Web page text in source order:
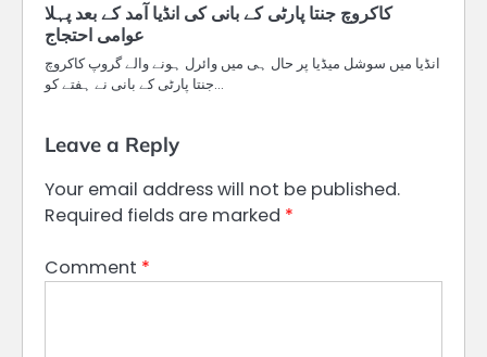
کاکروچ جنتا پارٹی کے بانی کی انڈیا آمد کے بعد پہلا
عوامی احتجاج
انڈیا میں سوشل میڈیا پر حال ہی میں وائرل ہونے والے گروپ کاکروچ
جنتا پارٹی کے بانی نے ہفتے کو…
Leave a Reply
Your email address will not be published.
Required fields are marked *
Comment *